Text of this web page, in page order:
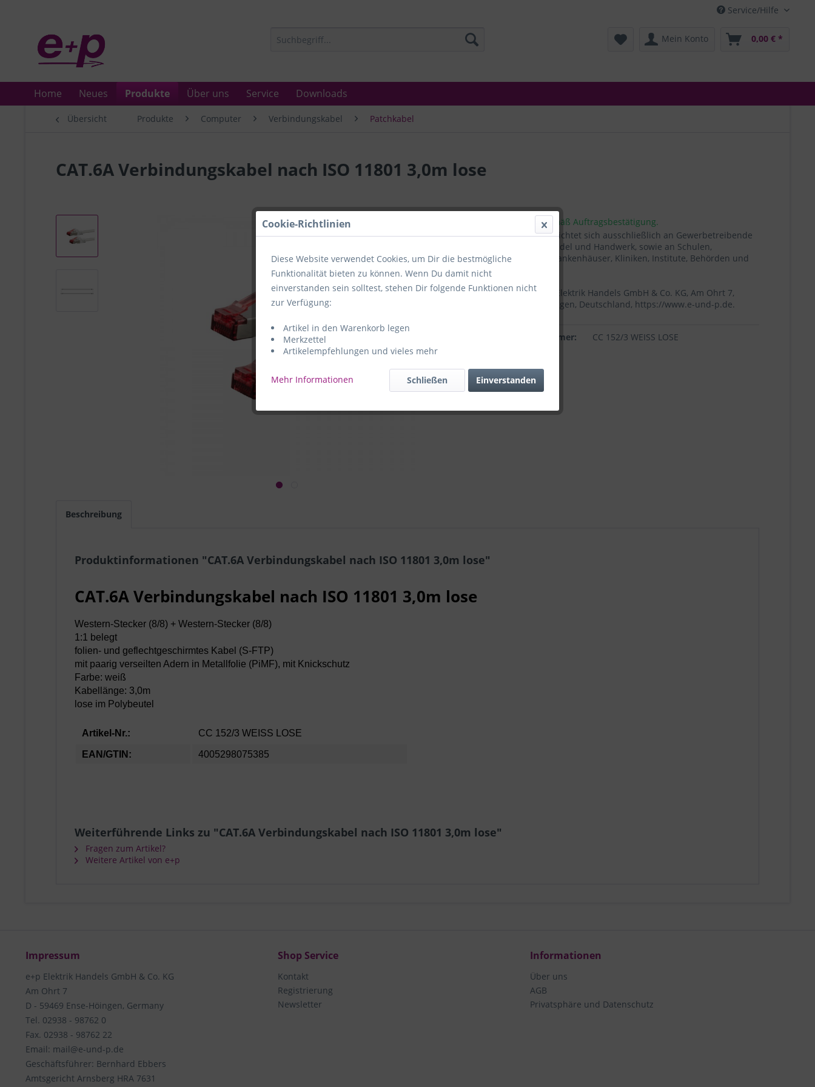
Service/Hilfe
Mein Konto 0,00 € *
Home Neues Produkte Über uns Service Downloads
Übersicht Produkte Computer Verbindungskabel Patchkabel
CAT.6A Verbindungskabel nach ISO 11801 3,0m lose
Lieferzeit gemäß Auftragsbestätigung.
Unser Angebot richtet sich ausschließlich an Gewerbetreibende
in Industrie, Handel und Handwerk, sowie an Schulen,
Laboratorien, Krankenhäuser, Kliniken, Institute, Behörden und
Hersteller:e+p Elektrik Handels GmbH & Co. KG, Am Ohrt 7,
59469 Ense-Höingen, Deutschland, https://www.e-und-p.de.
e+p Artikelnummer: CC 152/3 WEISS LOSE
Beschreibung
Produktinformationen "CAT.6A Verbindungskabel nach ISO 11801 3,0m lose"
CAT.6A Verbindungskabel nach ISO 11801 3,0m lose
Western-Stecker (8/8) + Western-Stecker (8/8)
1:1 belegt
folien- und geflechtgeschirmtes Kabel (S-FTP)
mit paarig verseilten Adern in Metallfolie (PiMF), mit Knickschutz
Farbe: weiß
Kabellänge: 3,0m
lose im Polybeutel
Artikel-Nr.: CC 152/3 WEISS LOSE
EAN/GTIN: 4005298075385
Weiterführende Links zu "CAT.6A Verbindungskabel nach ISO 11801 3,0m lose"
Fragen zum Artikel?
Weitere Artikel von e+p
Impressum
e+p Elektrik Handels GmbH & Co. KG
Am Ohrt 7
D - 59469 Ense-Höingen, Germany
Tel. 02938 - 98762 0
Fax. 02938 - 98762 22
Email: mail@e-und-p.de
Geschäftsführer: Bernhard Ebbers
Amtsgericht Arnsberg HRA 7631
Shop Service
Kontakt
Registrierung
Newsletter
Informationen
Über uns
AGB
Privatsphäre und Datenschutz
Cookie-Richtlinien
Diese Website verwendet Cookies, um Dir die bestmögliche
Funktionalität bieten zu können. Wenn Du damit nicht
einverstanden sein solltest, stehen Dir folgende Funktionen nicht
zur Verfügung:
Artikel in den Warenkorb legen
Merkzettel
Artikelempfehlungen und vieles mehr
Mehr Informationen Einverstanden
Schließen